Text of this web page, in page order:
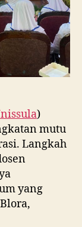
)
mutu
Langkah
yang